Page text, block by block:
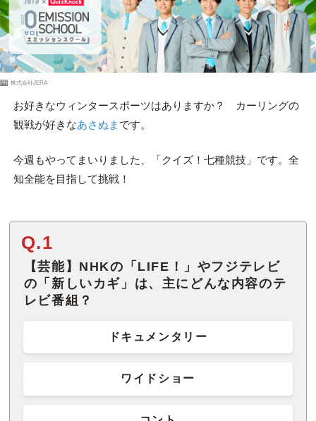
PR 株式会社JERA
お好きなウィンタースポーツはありますか？ カーリングの
観戦が好きなあさぬま です。
今週もやってまいりました、「クイズ！七種競技」です。全
知全能を目指して挑戦！
Q.1
【芸能】NHKの「LIFE！」やフジテレビ
の「新しいカギ」は、主にどんな内容のテ
レビ番組？
ドキュメンタリー
ワイドショー